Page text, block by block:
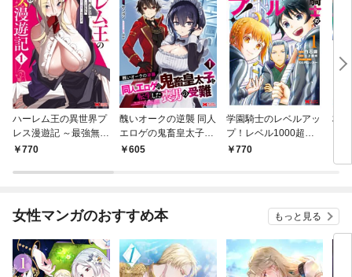
ハーレム王の異世界プ
レス漫遊記 ～最強無双
のおじさんはあらゆる
ミック） 1
770
醜いオークの逆襲 同人
エロゲの鬼畜皇太子に
転生した喪男の受難
605
学園騎士のレベルアッ
プ！レベル1000超え
の転生者、落ちこぼれ
770
村
女性マンガのおすすめ本 もっと見る